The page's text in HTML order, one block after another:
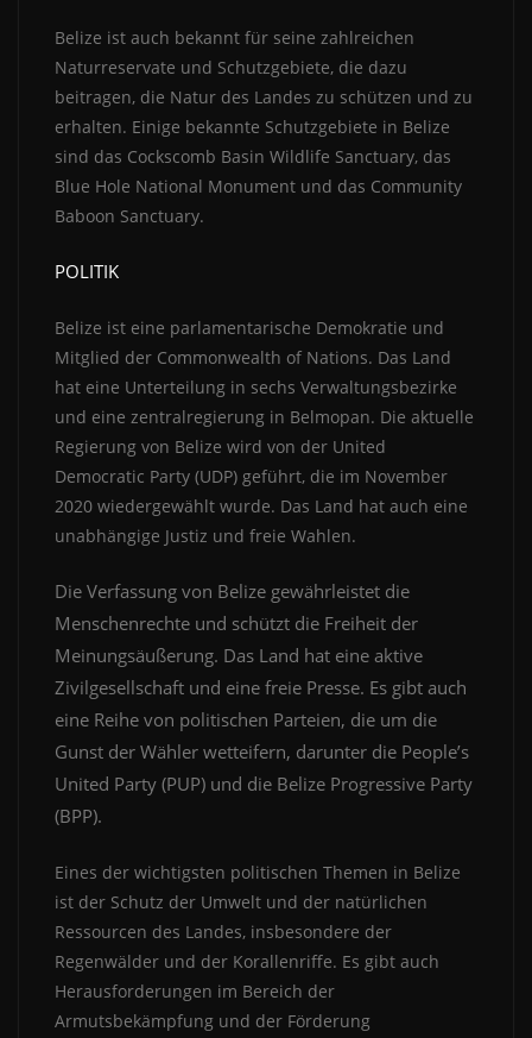
Belize ist auch bekannt für seine zahlreichen
Naturreservate und Schutzgebiete, die dazu
beitragen, die Natur des Landes zu schützen und zu
erhalten. Einige bekannte Schutzgebiete in Belize
sind das Cockscomb Basin Wildlife Sanctuary, das
Blue Hole National Monument und das Community
Baboon Sanctuary.
POLITIK
Belize ist eine parlamentarische Demokratie und
Mitglied der Commonwealth of Nations. Das Land
hat eine Unterteilung in sechs Verwaltungsbezirke
und eine zentralregierung in Belmopan. Die aktuelle
Regierung von Belize wird von der United
Democratic Party (UDP) geführt, die im November
2020 wiedergewählt wurde. Das Land hat auch eine
unabhängige Justiz und freie Wahlen.
Die Verfassung von Belize gewährleistet die
Menschenrechte und schützt die Freiheit der
Meinungsäußerung. Das Land hat eine aktive
Zivilgesellschaft und eine freie Presse. Es gibt auch
eine Reihe von politischen Parteien, die um die
Gunst der Wähler wetteifern, darunter die People’s
United Party (PUP) und die Belize Progressive Party
(BPP).
Eines der wichtigsten politischen Themen in Belize
ist der Schutz der Umwelt und der natürlichen
Ressourcen des Landes, insbesondere der
Regenwälder und der Korallenriffe. Es gibt auch
Herausforderungen im Bereich der
Armutsbekämpfung und der Förderung